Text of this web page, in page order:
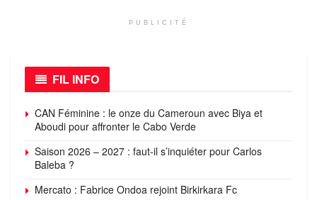
PUBLICITÉ
FIL INFO
CAN Féminine : le onze du Cameroun avec Biya et
Aboudi pour affronter le Cabo Verde
Saison 2026 – 2027 : faut-il s’inquiéter pour Carlos
Baleba ?
Mercato : Fabrice Ondoa rejoint Birkirkara Fc